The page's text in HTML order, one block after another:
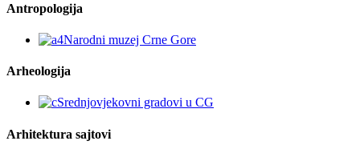
Antropologija
Arheologija
Arhitektura sajtovi